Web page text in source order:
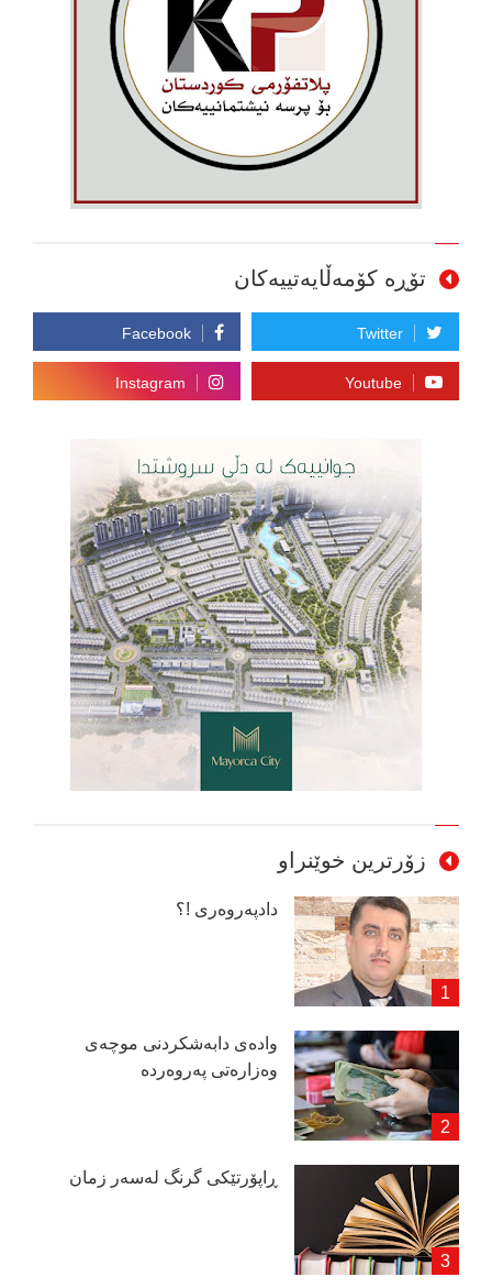
تۆڕە کۆمەڵایەتییەکان
زۆرترین خوێنراو
دادپەروەری !؟
وادەی دابەشكردنی موچەی
وەزارەتی پەروەردە
ڕاپۆرتێكی گرنگ لەسەر زمان